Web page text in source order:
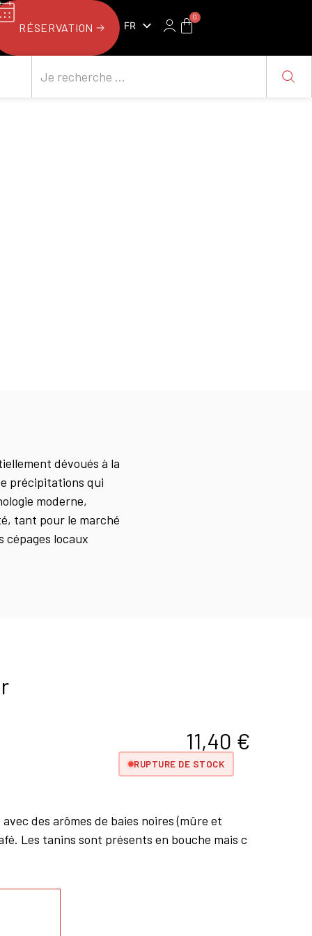
RÉSERVATION FR
NL
0
dévoués à la
précipitations qui
moderne,
tant pour le marché
cépages locaux
11,40 €
RUPTURE DE STOCK
des arômes de baies noires (mûre et
Les tanins sont présents en bouche mais c